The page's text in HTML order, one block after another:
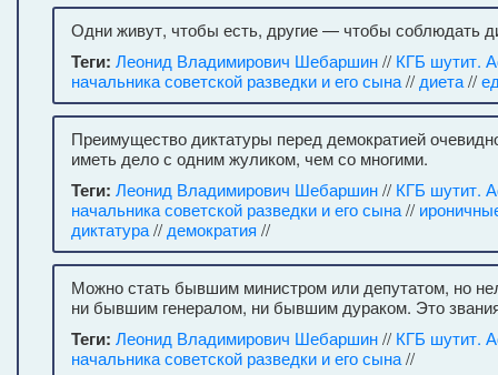
Одни живут, чтобы есть, другие — чтобы соблюдать
Теги: Леонид Владимирович Шебаршин// КГБ шутит.
начальника советской разведки и его сына// диета//
Преимущество диктатуры перед демократией
иметь дело с одним жуликом, чем со многими.
Теги: Леонид Владимирович Шебаршин// КГБ шутит.
начальника советской разведки и его сына//
диктатура// демократия //
Можно стать бывшим министром или депутатом, но
ни бывшим генералом, ни бывшим дураком. Это
Теги: Леонид Владимирович Шебаршин// КГБ шутит.
начальника советской разведки и его сына//